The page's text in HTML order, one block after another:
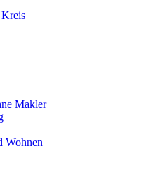
Makler
Wohnen